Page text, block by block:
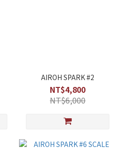
AIROH SPARK #2
NT$4,800
NT$6,000